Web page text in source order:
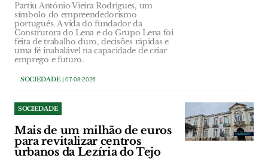
Partiu António Vieira Rodrigues, um
símbolo do empreendedorismo
português. A vida do fundador da
Construtora do Lena e do Grupo Lena foi
feita de trabalho duro, decisões rápidas e
uma fé inabalável na capacidade de criar
emprego e futuro.
SOCIEDADE| 07-08-2026
SOCIEDADE
Mais de um milhão de euros
para revitalizar centros
urbanos da Lezíria do Tejo